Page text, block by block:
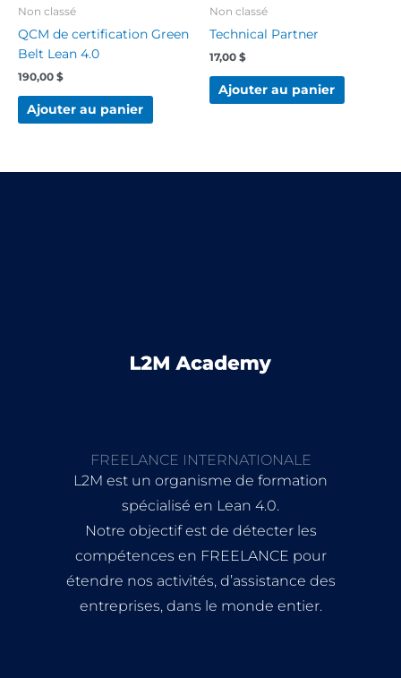
Non classé
QCM de certification Green
Belt Lean 4.0
190,00 $
Ajouter au panier
Non classé
Technical Partner
17,00 $
Ajouter au panier
FREELANCE INTERNATIONALE
L2M est un organisme de formation
spécialisé en Lean 4.0.
Notre objectif est de détecter les
compétences en FREELANCE pour
étendre nos activités, d’assistance des
entreprises, dans le monde entier.